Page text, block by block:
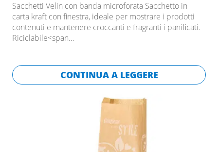
Sacchetti Velin con banda microforata Sacchetto in
carta kraft con finestra, ideale per mostrare i prodotti
contenuti e mantenere croccanti e fragranti i panificati.
Riciclabile<span…
CONTINUA A LEGGERE